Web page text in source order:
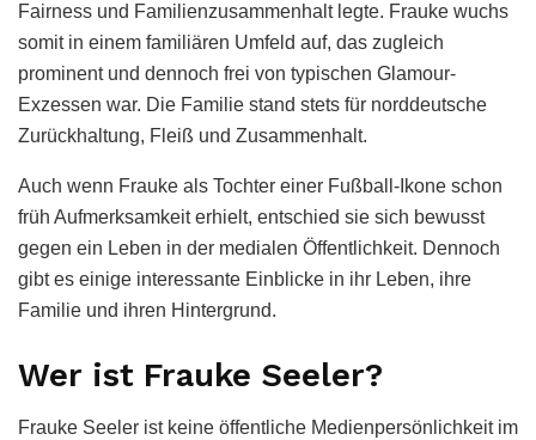
Fairness und Familienzusammenhalt legte. Frauke wuchs
somit in einem familiären Umfeld auf, das zugleich
prominent und dennoch frei von typischen Glamour-
Exzessen war. Die Familie stand stets für norddeutsche
Zurückhaltung, Fleiß und Zusammenhalt.
Auch wenn Frauke als Tochter einer Fußball-Ikone schon
früh Aufmerksamkeit erhielt, entschied sie sich bewusst
gegen ein Leben in der medialen Öffentlichkeit. Dennoch
gibt es einige interessante Einblicke in ihr Leben, ihre
Familie und ihren Hintergrund.
Wer ist Frauke Seeler?
Frauke Seeler ist keine öffentliche Medienpersönlichkeit im